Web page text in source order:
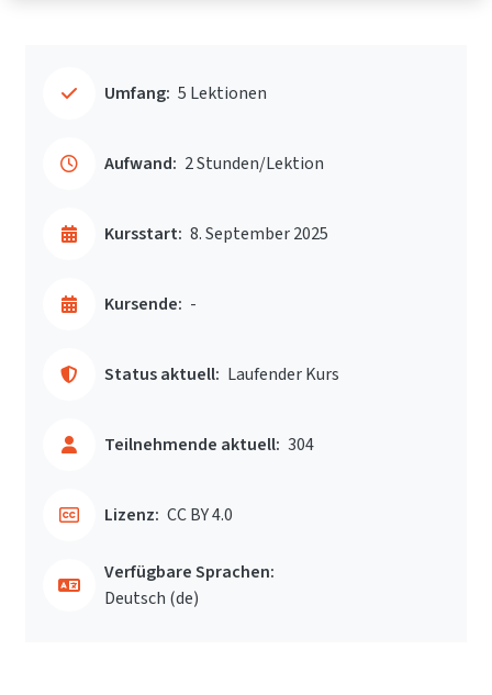
Umfang: 5 Lektionen
Aufwand: 2 Stunden/Lektion
Kursstart: 8. September 2025
Kursende: -
Status aktuell: Laufender Kurs
Teilnehmende aktuell: 304
Lizenz: CC BY 4.0
Verfügbare Sprachen:
Deutsch ‎(de)‎